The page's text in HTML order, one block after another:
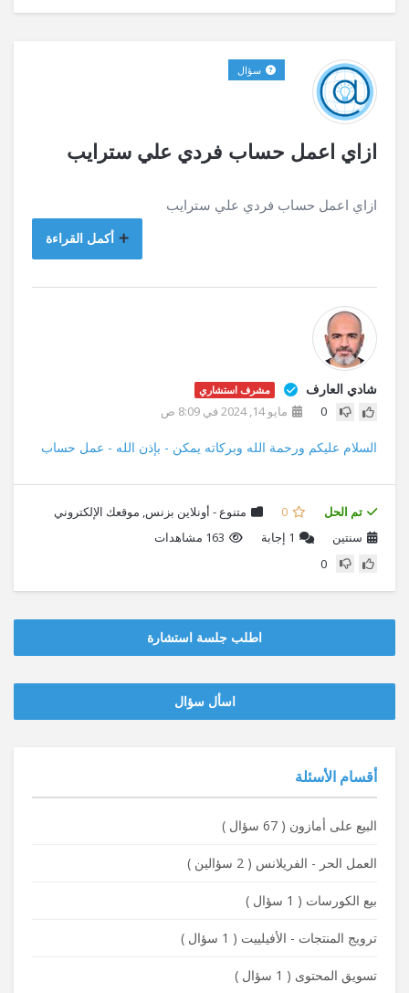
ازاي اعمل حساب فردي علي سترايب
سؤال
ازاي اعمل حساب فردي علي سترايب
أكمل القراءة
شادي العارف مشرف استشاري
0 مايو 14, 2024 في 8:09 ص
السلام عليكم ورحمة الله وبركاته يمكن - بإذن الله - عمل حساب
تم الحل 0 متنوع - أونلاين بزنس, موقعك الإلكتروني
سنتين
1 إجابة
163 مشاهدات
0
اطلب جلسة استشارة
‫‫اسأل سؤال
أقسام الأسئلة
البيع على أمازون ( 67 سؤال )
العمل الحر - الفريلانس ( 2 سؤالين )
بيع الكورسات ( 1 سؤال )
ترويج المنتجات - الأفيلييت ( 1 سؤال )
تسويق المحتوى ( 1 سؤال )